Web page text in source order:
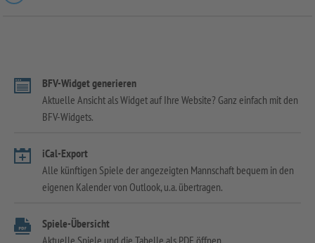
BFV-Widget generieren
Aktuelle Ansicht als Widget auf Ihre Website? Ganz einfach mit den
BFV-Widgets.
iCal-Export
Alle künftigen Spiele der angezeigten Mannschaft bequem in den
eigenen Kalender von Outlook, u.a. übertragen.
Spiele-Übersicht